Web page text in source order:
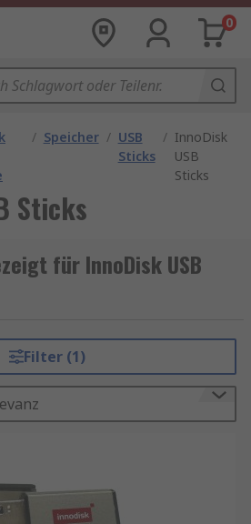
0
/ Speicher / USB
Sticks
/ InnoDisk
USB
Sticks
Sticks
für InnoDisk USB
Filter (1)